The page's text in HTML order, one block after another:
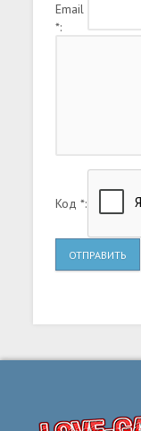
Email
*:
Код *:
ОТПРАВИТЬ